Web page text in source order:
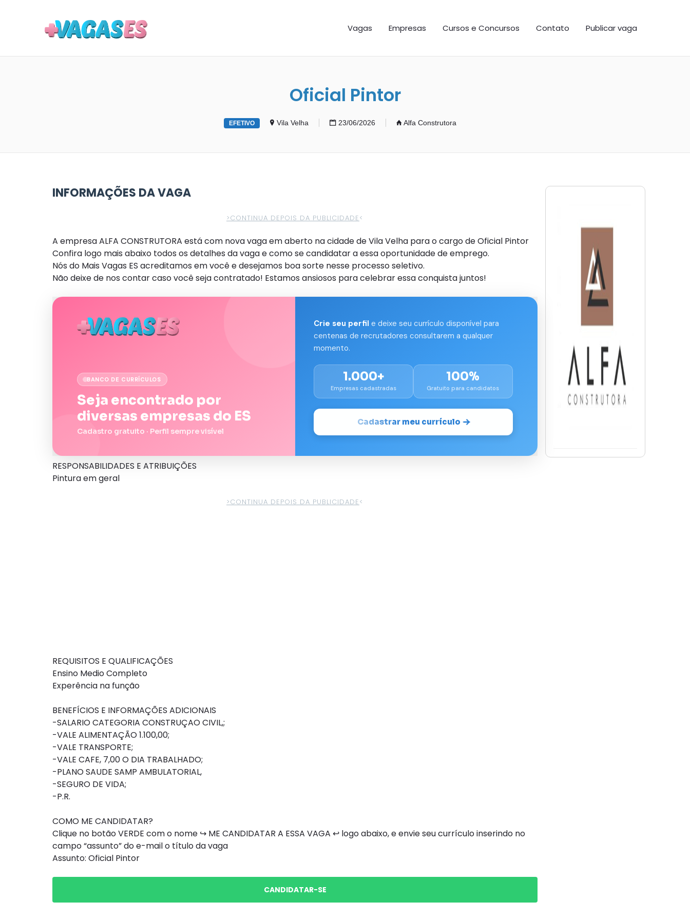
Vagas Empresas Cursos e Concursos Contato Publicar vaga
Oficial Pintor
EFETIVO Vila Velha 23/06/2026 Alfa Construtora
INFORMAÇÕES DA VAGA
>CONTINUA DEPOIS DA PUBLICIDADE<
A empresa ALFA CONSTRUTORA está com nova vaga em aberto na cidade de Vila Velha para o cargo de Oficial Pintor
Confira logo mais abaixo todos os detalhes da vaga e como se candidatar a essa oportunidade de emprego.
Nós do Mais Vagas ES acreditamos em você e desejamos boa sorte nesse processo seletivo.
Não deixe de nos contar caso você seja contratado! Estamos ansiosos para celebrar essa conquista juntos!
BANCO DE CURRÍCULOS
Seja encontrado por
diversas empresas do ES
Cadastro gratuito · Perfil sempre visível
Crie seu perfil e deixe seu currículo disponível para
centenas de recrutadores consultarem a qualquer
momento.
1.000+
Empresas cadastradas
100%
Gratuito para candidatos
Cadastrar meu currículo
RESPONSABILIDADES E ATRIBUIÇÕES
Pintura em geral
>CONTINUA DEPOIS DA PUBLICIDADE<
REQUISITOS E QUALIFICAÇÕES
Ensino Medio Completo
Experência na função
BENEFÍCIOS E INFORMAÇÕES ADICIONAIS
-SALARIO CATEGORIA CONSTRUÇAO CIVIL,;
-VALE ALIMENTAÇÃO 1.100,00;
-VALE TRANSPORTE;
-VALE CAFE, 7,00 O DIA TRABALHADO;
-PLANO SAUDE SAMP AMBULATORIAL,
-SEGURO DE VIDA;
-P.R.
COMO ME CANDIDATAR?
Clique no botão VERDE com o nome ↪ ME CANDIDATAR A ESSA VAGA ↩ logo abaixo, e envie seu currículo inserindo no
campo “assunto” do e-mail o título da vaga
Assunto: Oficial Pintor
CANDIDATAR-SE